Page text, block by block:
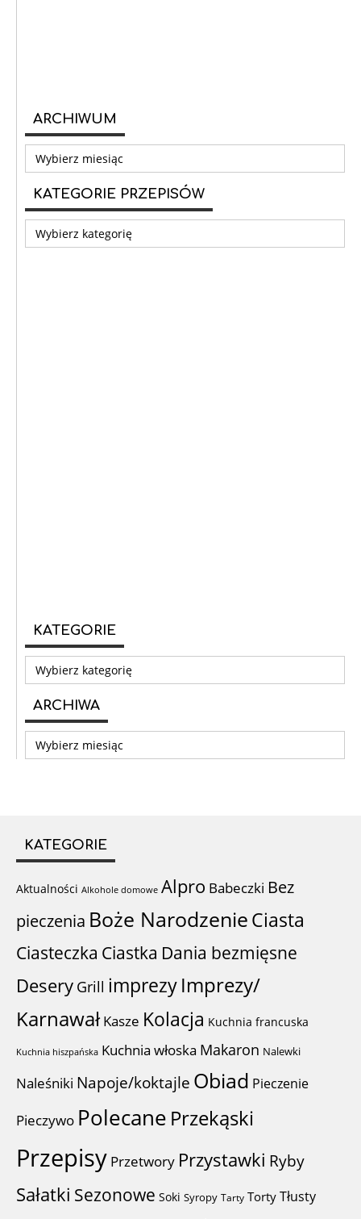
ARCHIWUM
Archiwum
KATEGORIE PRZEPISÓW
Kategorie
przepisów
KATEGORIE
Kategorie
ARCHIWA
Archiwa
KATEGORIE
Aktualności Alkohole domowe Alpro Babeczki Bez
pieczenia Boże NarodzenieCiasta
Ciasteczka Ciastka Dania bezmięsne
Desery Grill imprezyImprezy/
Karnawał Kasze Kolacja Kuchnia francuska
Kuchnia hiszpańska Kuchnia włoska Makaron Nalewki
Naleśniki Napoje/koktajle Obiad Pieczenie
Pieczywo Polecane Przekąski
Przepisy Przetwory Przystawki Ryby
Sałatki Sezonowe Soki Syropy Tarty Torty Tłusty